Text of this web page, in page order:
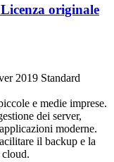
originale
2019 Standard
e medie imprese.
dei server,
moderne.
il backup e la
cloud.